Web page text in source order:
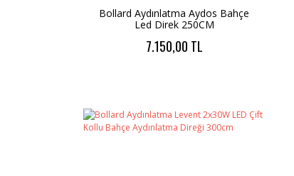
Bollard Aydınlatma Aydos Bahçe
Led Direk 250CM
7.150,00 TL